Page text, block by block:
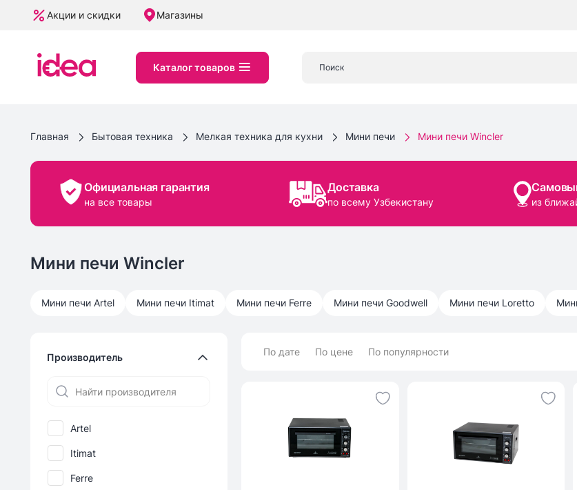
Акции и скидки Магазины
Каталог товаров
Главная Бытовая техника Мелкая техника для кухни Мини печи Мини печи Wincler
Официальная гарантия
на все товары
Доставка
по всему Узбекистану из
Мини печи Wincler
Мини печи Artel Мини печи Itimat Мини печи Ferre Мини печи Goodwell Мини печи Loretto
Производитель
Artel
Itimat
Ferre
По дате По цене По популярности